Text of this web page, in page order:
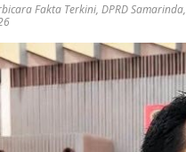
Fakta Terkini, DPRD Samarinda,